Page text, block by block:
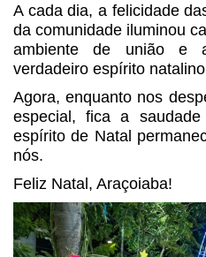
A cada dia, a felicidade
da comunidade iluminou
ambiente de união e
verdadeiro espírito
Agora, enquanto nos
especial, fica a
espírito de Natal
nós.
Feliz Natal, Araçoiaba!